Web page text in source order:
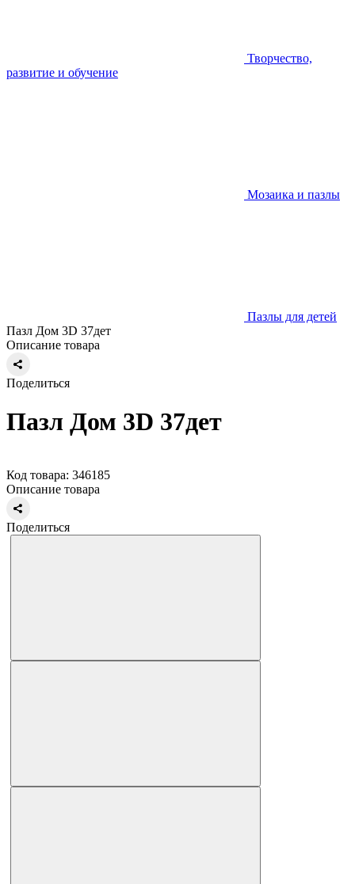
Творчество,
развитие и обучение
Мозаика и пазлы
Пазлы для детей
Пазл Дом 3D 37дет
Описание товара
Поделиться
Пазл Дом 3D 37дет
Код товара: 346185
Описание товара
Поделиться